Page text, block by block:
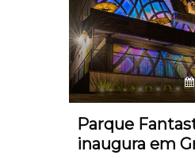
Parque
inaugura em